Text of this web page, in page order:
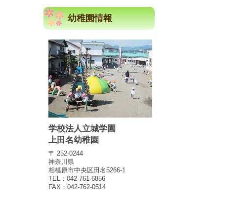
幼稚園情報
学校法人立城学園
上田名幼稚園
〒 252-0244
神奈川県
相模原市中央区田名5266-1
TEL：042-761-6856
FAX：042-762-0514